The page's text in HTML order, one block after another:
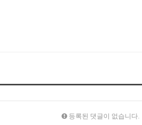
등록된 댓글이 없습니다.